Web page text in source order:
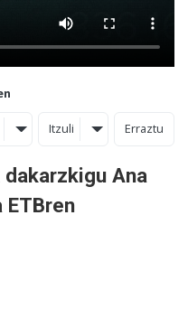
Itzuli Erraztu
dakarzkigu Ana
ETBren